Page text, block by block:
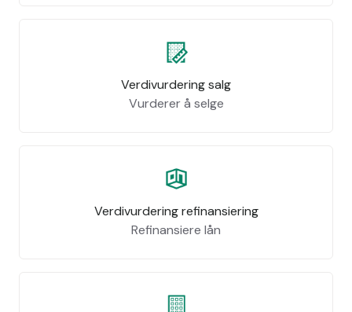
Verdivurdering salg
Vurderer å selge
Verdivurdering refinansiering
Refinansiere lån